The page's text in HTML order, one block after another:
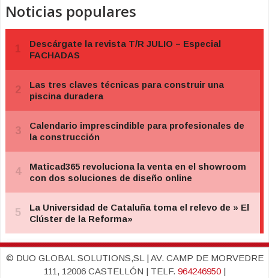
Noticias populares
© DUO GLOBAL SOLUTIONS,SL | AV. CAMP DE MORVEDRE
111, 12006 CASTELLÓN | TELF. 964246950|